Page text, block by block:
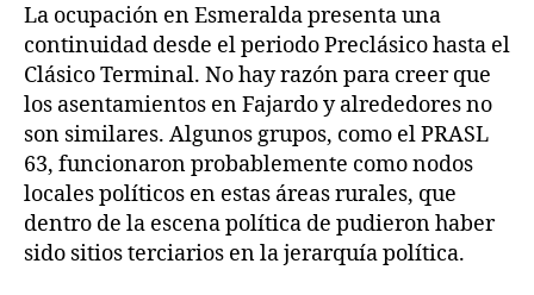
La ocupación en Esmeralda presenta una
continuidad desde el periodo Preclásico hasta el
Clásico Terminal. No hay razón para creer que
los asentamientos en Fajardo y alrededores no
son similares. Algunos grupos, como el PRASL
63, funcionaron probablemente como nodos
locales políticos en estas áreas rurales, que
dentro de la escena política de pudieron haber
sido sitios terciarios en la jerarquía política.